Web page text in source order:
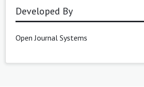
Developed By
Open Journal Systems